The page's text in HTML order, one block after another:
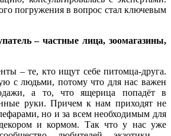
погружения в вопрос стал ключевым
– частные лица, зоомагазины,
– те, кто ищут себе питомца-друга.
с людьми, потому что для нас важен
а то, что ящерица попадёт в
руки. Причем к нам приходят не
но и за всем необходимым для
и кормом. Так что у нас уже